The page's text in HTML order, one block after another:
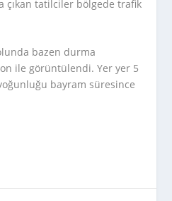
çıkan tatilciler bölgede trafik
bazen durma
ile görüntülendi. Yer yer 5
bayram süresince